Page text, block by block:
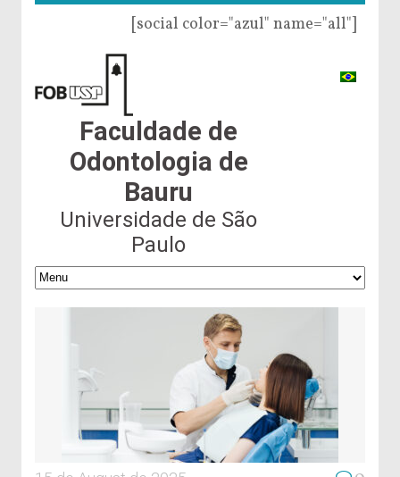
[social color="azul" name="all"]
Faculdade de
Odontologia de
Bauru
Universidade de São
Paulo